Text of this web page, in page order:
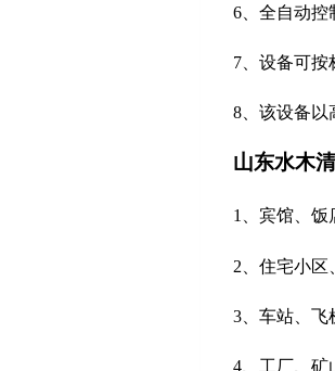
6、全自动控
7、设备可按
8、该设备以
山东水木
1、宾馆、饭
2、住宅小区
3、车站、飞
4、工厂、矿